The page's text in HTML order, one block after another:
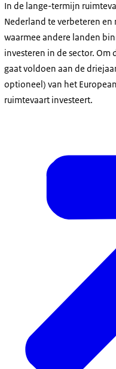
In de lange-termijn
Nederland te verbeteren
waarmee andere landen
investeren in de sector. Om
gaat voldoen aan de
optioneel) van het
ruimtevaart investeert.